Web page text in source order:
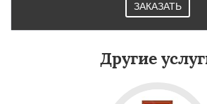
ЗАКАЗАТЬ
Другие